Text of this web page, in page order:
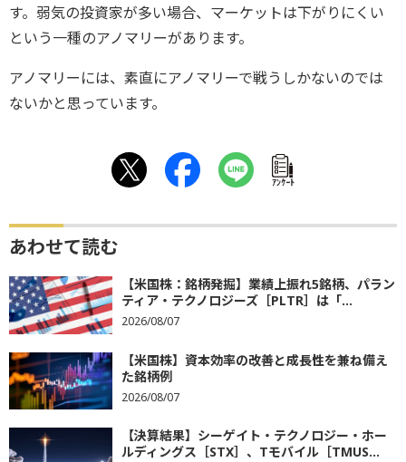
す。弱気の投資家が多い場合、マーケットは下がりにくい
という一種のアノマリーがあります。
アノマリーには、素直にアノマリーで戦うしかないのでは
ないかと思っています。
ｱﾝｹｰﾄ
あわせて読む
【米国株：銘柄発掘】業績上振れ5銘柄、パラン
ティア・テクノロジーズ［PLTR］は「...
2026/08/07
【米国株】資本効率の改善と成長性を兼ね備え
た銘柄例
2026/08/07
【決算結果】シーゲイト・テクノロジー・ホー
ルディングス［STX］、Tモバイル［TMUS...